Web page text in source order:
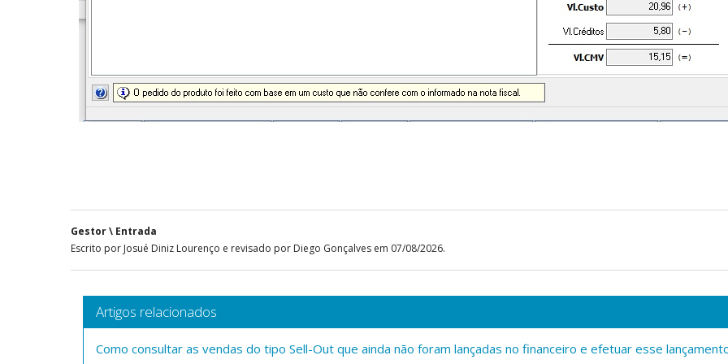
Gestor \ Entrada
Escrito por Josué Diniz Lourenço e revisado por Diego Gonçalves em 07/08/2026.
Artigos relacionados
Como consultar as vendas do tipo Sell-Out que ainda não foram lançadas no financeiro e efetuar esse